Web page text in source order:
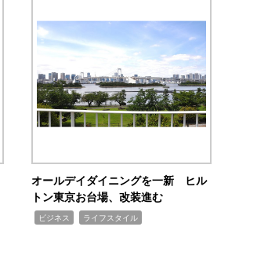
オールデイダイニングを一新 ヒル
トン東京お台場、改装進む
ビジネス ライフスタイル